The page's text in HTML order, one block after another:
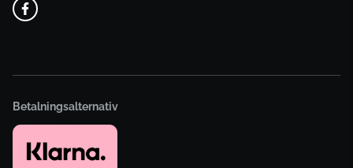
Betalningsalternativ